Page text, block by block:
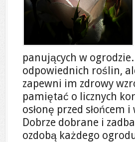
panujących w
odpowiednich roślin,
zapewni im zdrowy
pamiętać o licznych
osłonę przed
Dobrze dobrane i
ozdobą każdego